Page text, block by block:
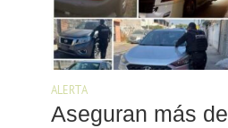
ALERTA
Aseguran más